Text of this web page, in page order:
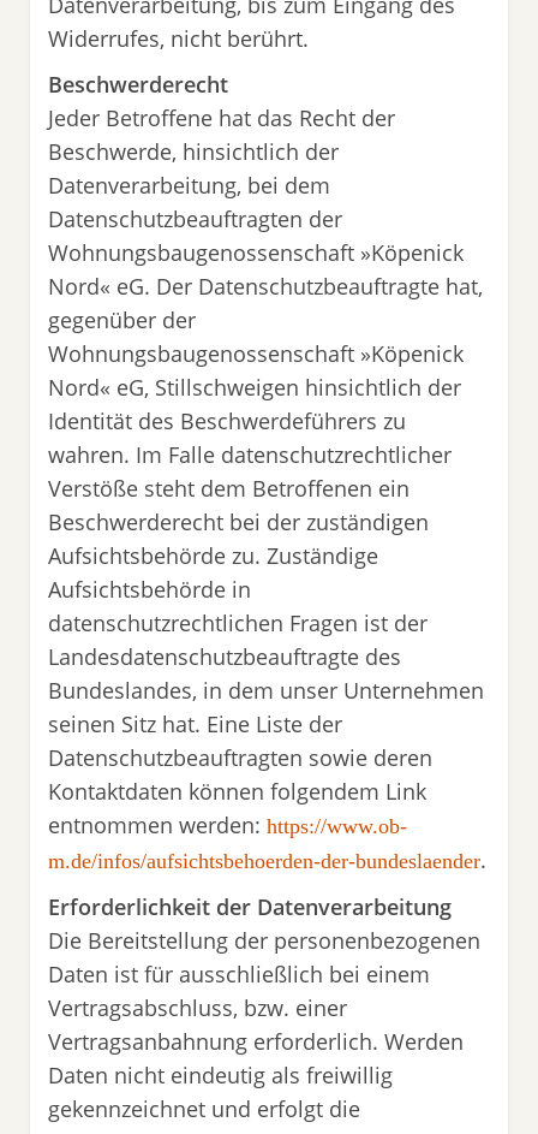
Widerrufes, nicht berührt.
Beschwerderecht
Jeder Betroffene hat das Recht der
Beschwerde, hinsichtlich der
Datenverarbeitung, bei dem
Datenschutzbeauftragten der
Wohnungsbaugenossenschaft »Köpenick
Nord« eG. Der Datenschutzbeauftragte hat,
gegenüber der
Wohnungsbaugenossenschaft »Köpenick
Nord« eG, Stillschweigen hinsichtlich der
Identität des Beschwerdeführers zu
wahren. Im Falle datenschutzrechtlicher
Verstöße steht dem Betroffenen ein
Beschwerderecht bei der zuständigen
Aufsichtsbehörde zu. Zuständige
Aufsichtsbehörde in
datenschutzrechtlichen Fragen ist der
Landesdatenschutzbeauftragte des
Bundeslandes, in dem unser Unternehmen
seinen Sitz hat. Eine Liste der
Datenschutzbeauftragten sowie deren
Kontaktdaten können folgendem Link
entnommen werden: https://www.ob-
m.de/infos/aufsichtsbehoerden-der-bundeslaender.
Erforderlichkeit der Datenverarbeitung
Die Bereitstellung der personenbezogenen
Daten ist für ausschließlich bei einem
Vertragsabschluss, bzw. einer
Vertragsanbahnung erforderlich. Werden
Daten nicht eindeutig als freiwillig
gekennzeichnet und erfolgt die